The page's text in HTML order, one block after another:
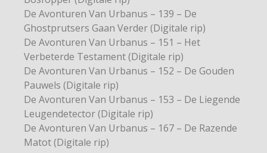
De Avonturen Van Urbanus – 139 – De
Ghostprutsers Gaan Verder (Digitale rip)
De Avonturen Van Urbanus – 151 – Het
Verbeterde Testament (Digitale rip)
De Avonturen Van Urbanus – 152 – De Gouden
Pauwels (Digitale rip)
De Avonturen Van Urbanus – 153 – De Liegende
Leugendetector (Digitale rip)
De Avonturen Van Urbanus – 167 – De Razende
Matot (Digitale rip)